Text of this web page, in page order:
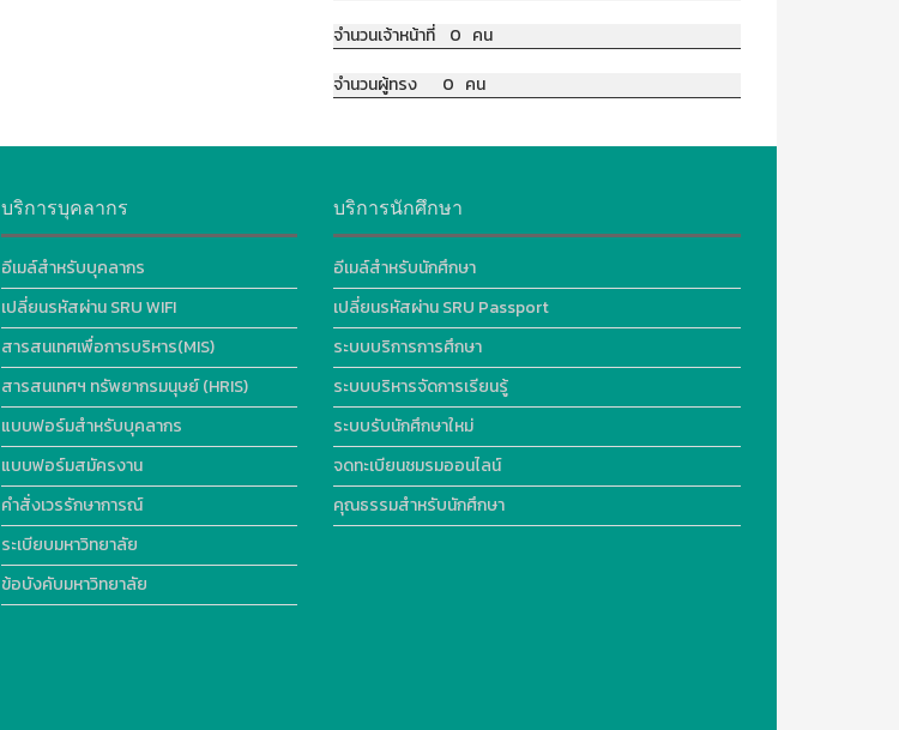
จำนวนเจ้าหน้าที่ 0 คน
จำนวนผู้ทรง 0 คน
บริการบุคลากร
อีเมล์สำหรับบุคลากร
เปลี่ยนรหัสผ่าน SRU WIFI
สารสนเทศเพื่อการบริหาร(MIS)
สารสนเทศฯ ทรัพยากรมนุษย์ (HRIS)
แบบฟอร์มสำหรับบุคลากร
แบบฟอร์มสมัครงาน
คำสั่งเวรรักษาการณ์
ระเบียบมหาวิทยาลัย
ข้อบังคับมหาวิทยาลัย
บริการนักศึกษา
อีเมล์สำหรับนักศึกษา
เปลี่ยนรหัสผ่าน SRU Passport
ระบบบริการการศึกษา
ระบบบริหารจัดการเรียนรู้
ระบบรับนักศึกษาใหม่
จดทะเบียนชมรมออนไลน์
คุณธรรมสำหรับนักศึกษา